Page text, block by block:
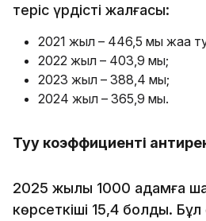
теріс үрдістің жалғасы:
2021 жыл – 446,5 мың жаңа
2022 жыл – 403,9 мың;
2023 жыл – 388,4 мың;
2024 жыл – 365,9 мың.
Туу коэффициенті
2025 жылы 1000 адамға
көрсеткіші 15,4 болды.